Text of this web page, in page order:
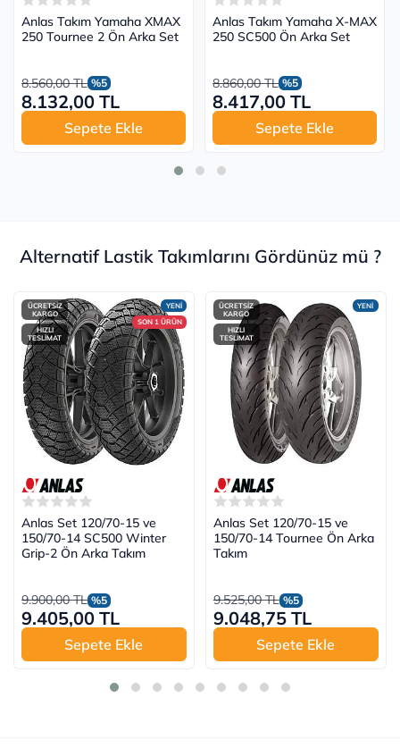
Anlas Takım Yamaha XMAX
250 Tournee 2 Ön Arka Set
8.560,00 TL %5
8.132,00 TL
Sepete Ekle
Anlas Takım Yamaha X-MAX
250 SC500 Ön Arka Set
8.860,00 TL %5
8.417,00 TL
Sepete Ekle
Alternatif Lastik Takımlarını Gördünüz mü ?
YENİ
SON 1 ÜRÜN
ÜCRETSİZ
KARGO
HIZLI
TESLİMAT
Anlas Set 120/70-15 ve
150/70-14 SC500 Winter
Grip-2 Ön Arka Takım
9.900,00 TL %5
9.405,00 TL
Sepete Ekle
YENİ
ÜCRETSİZ
KARGO
HIZLI
TESLİMAT
Anlas Set 120/70-15 ve
150/70-14 Tournee Ön Arka
Takım
9.525,00 TL %5
9.048,75 TL
Sepete Ekle